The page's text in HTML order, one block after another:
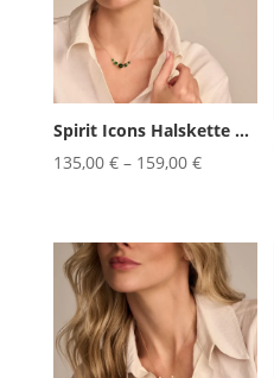
Spirit Icons Halskette Confetti ...
135,00 €– 159,00 €